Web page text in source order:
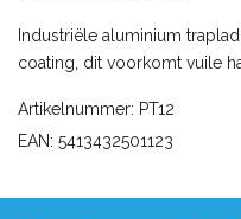
Industriële aluminium
coating, dit voorkomt vuile
Artikelnummer: PT12
EAN: 5413432501123